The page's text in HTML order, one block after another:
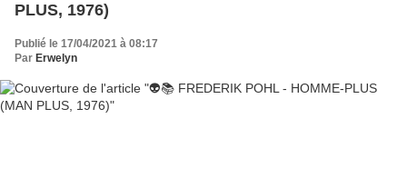
PLUS, 1976)
Publié le 17/04/2021 à 08:17
Par Erwelyn